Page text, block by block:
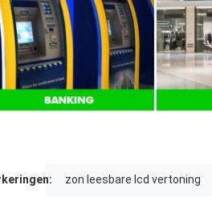
zon leesbare lcd vertoning